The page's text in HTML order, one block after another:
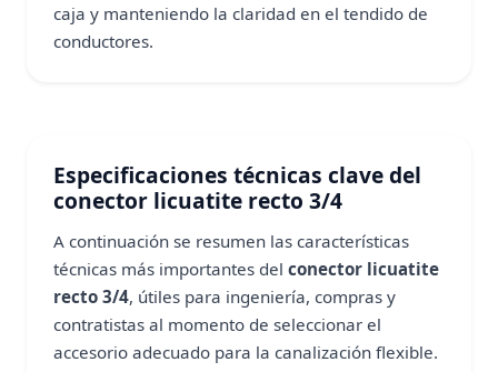
caja y manteniendo la claridad en el tendido de
conductores.
Especificaciones técnicas clave del
conector licuatite recto 3/4
A continuación se resumen las características
técnicas más importantes del conector licuatite
recto 3/4, útiles para ingeniería, compras y
contratistas al momento de seleccionar el
accesorio adecuado para la canalización flexible.